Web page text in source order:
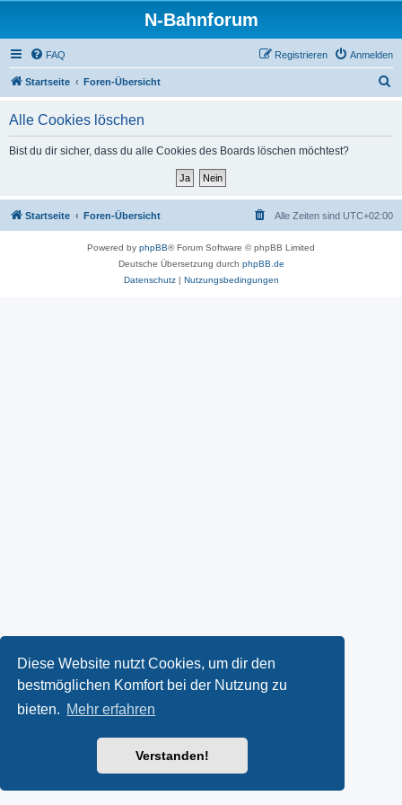
Diese Website nutzt Cookies, um dir den
bestmöglichen Komfort bei der Nutzung zu
bieten. Mehr erfahren
Verstanden!
N-Bahnforum
FAQ Anmelden
Registrieren
Startseite Foren-Übersicht
Alle Cookies löschen
Bist du dir sicher, dass du alle Cookies des Boards löschen möchtest?
Startseite Foren-Übersicht Alle Zeiten sind UTC+02:00
Powered by phpBB® Forum Software © phpBB Limited
Deutsche Übersetzung durch phpBB.de
Datenschutz| Nutzungsbedingungen